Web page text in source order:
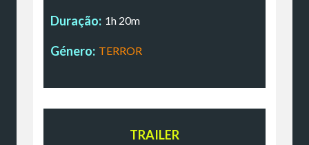
Duração: 1h 20m
Género: TERROR
TRAILER